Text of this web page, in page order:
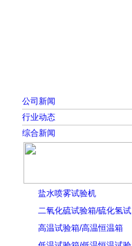
公司新闻
行业动态
综合新闻
盐水喷雾试验机
二氧化硫试验箱/硫化氢试
高温试验箱/高温恒温箱